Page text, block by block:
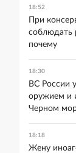
18:52
При
соблюдать
почему
18:30
ВС России
оружием и
Черном
18:18
Жену